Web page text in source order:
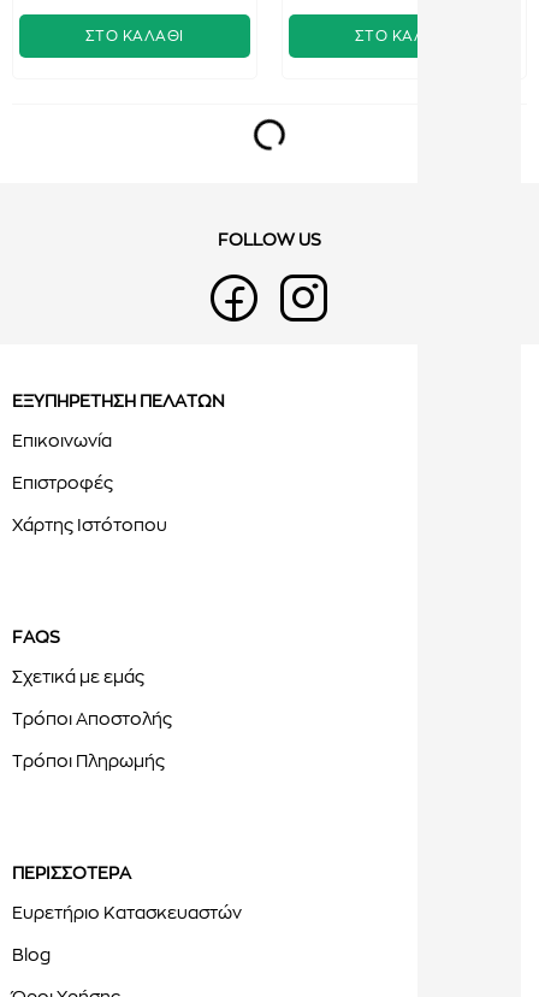
ΣΤΟ ΚΑΛΑΘΙ ΣΤΟ ΚΑΛΑΘΙ
FOLLOW US
ΕΞΥΠΗΡΕΤΗΣΗ ΠΕΛΑΤΩΝ
Επικοινωνία
Επιστροφές
Χάρτης Ιστότοπου
FAQS
Σχετικά με εμάς
Τρόποι Αποστολής
Τρόποι Πληρωμής
ΠΕΡΙΣΣΟΤΕΡΑ
Ευρετήριο Κατασκευαστών
Blog